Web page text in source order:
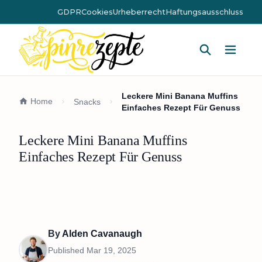
GDPRCookiesUrheberrechtHaftungsausschluss
Home Snacks
Leckere Mini Banana Muffins
Einfaches Rezept Für Genuss
Leckere Mini Banana Muffins
Einfaches Rezept Für Genuss
ByAlden Cavanaugh
Published Mar 19, 2025